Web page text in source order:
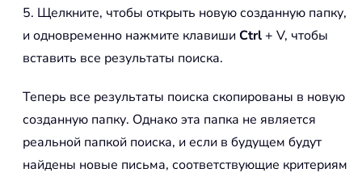
5. Щелкните, чтобы открыть новую созданную папку,
и одновременно нажмите клавиши Ctrl+ V, чтобы
вставить все результаты поиска.
Теперь все результаты поиска скопированы в новую
созданную папку. Однако эта папка не является
реальной папкой поиска, и если в будущем будут
найдены новые письма, соответствующие критериям